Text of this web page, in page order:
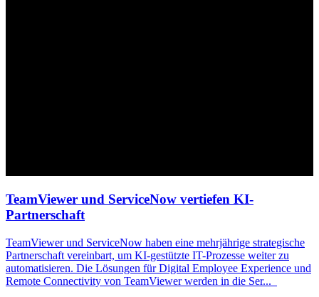
TeamViewer und ServiceNow vertiefen KI-
Partnerschaft
TeamViewer und ServiceNow haben eine mehrjährige strategische
Partnerschaft vereinbart, um KI-gestützte IT-Prozesse weiter zu
automatisieren. Die Lösungen für Digital Employee Experience und
Remote Connectivity von TeamViewer werden in die Ser...